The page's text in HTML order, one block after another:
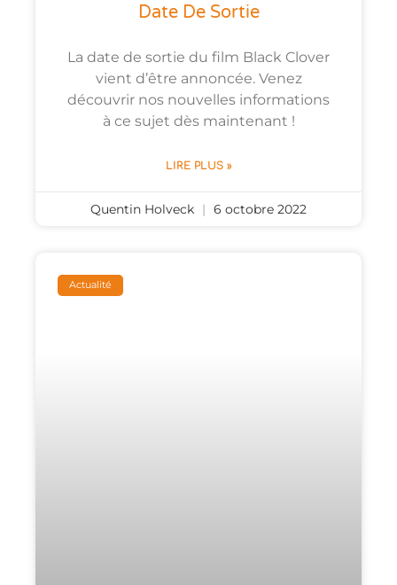
Date De Sortie
La date de sortie du film Black Clover
vient d’être annoncée. Venez
découvrir nos nouvelles informations
à ce sujet dès maintenant !
LIRE PLUS »
Quentin Holveck 6 octobre 2022
Actualité